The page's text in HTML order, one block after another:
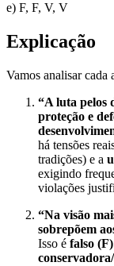
e) F, F, V, V
Explicação
Vamos analisar cada
“A luta pelos
proteção e
há tensões
tradições) e a
exigindo
violações
“Na visão
sobrepõem
Isso é falso (F)